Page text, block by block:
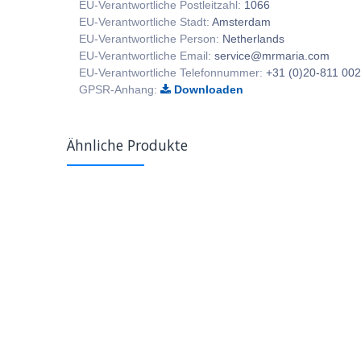
EU-Verantwortliche Postleitzahl: 1066
EU-Verantwortliche Stadt: Amsterdam
EU-Verantwortliche Person: Netherlands
EU-Verantwortliche Email: service@mrmaria.com
EU-Verantwortliche Telefonnummer: +31 (0)20-811
GPSR-Anhang:
Downloaden
Ähnliche Produkte